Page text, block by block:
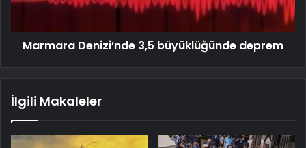
Marmara Denizi’nde 3,5 büyüklüğünde deprem
İlgili Makaleler